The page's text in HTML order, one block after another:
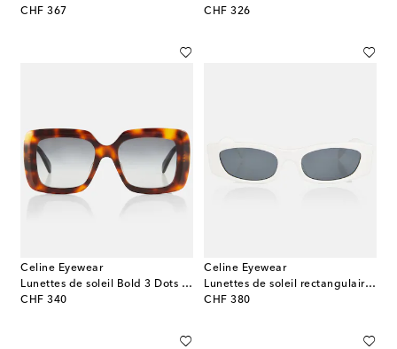
CHF 367
original price
CHF 326
original price
Celine Eyewear
Lunettes de soleil Bold 3 Dots carrées
CHF 340
original price
Celine Eyewear
Lunettes de soleil rectangulaires Monochroms
CHF 380
original price